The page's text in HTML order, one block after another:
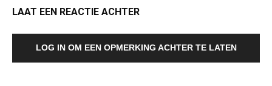
LAAT EEN REACTIE ACHTER
LOG IN OM EEN OPMERKING ACHTER TE LATEN